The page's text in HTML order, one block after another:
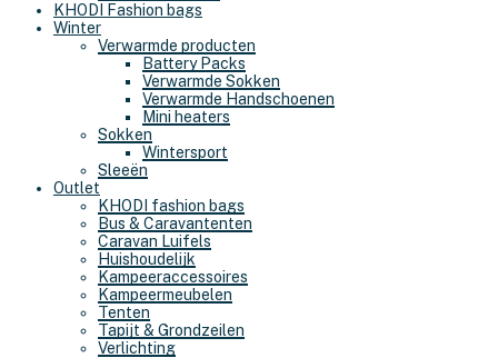
KHODI Fashion bags
Winter
Verwarmde producten
Battery Packs
Verwarmde Sokken
Verwarmde Handschoenen
Mini heaters
Sokken
Wintersport
Sleeën
Outlet
KHODI fashion bags
Bus & Caravantenten
Caravan Luifels
Huishoudelijk
Kampeeraccessoires
Kampeermeubelen
Tenten
Tapijt & Grondzeilen
Verlichting